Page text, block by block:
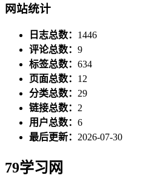
网站统计
日志总数： 1446
评论总数： 9
标签总数： 634
页面总数： 12
分类总数： 29
链接总数： 2
用户总数： 6
最后更新： 2026-07-30
79学习网